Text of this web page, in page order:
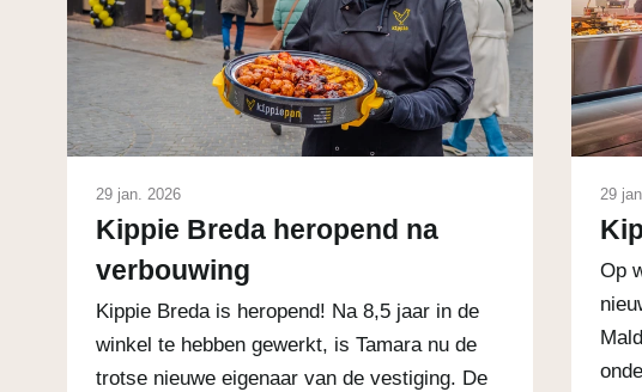
29 jan. 2026
Kippie Breda heropend na
verbouwing
Kippie Breda is heropend! Na 8,5 jaar in de
winkel te hebben gewerkt, is Tamara nu de
trotse nieuwe eigenaar van de vestiging. De
29
Op